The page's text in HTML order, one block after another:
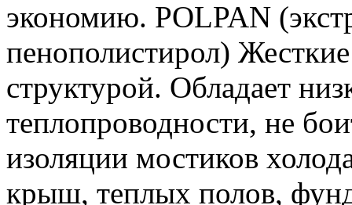
экономию. POLPAN
пенополистирол)
структурой. Обладает
теплопроводности, не
изоляции мостиков
крыш, теплых полов,